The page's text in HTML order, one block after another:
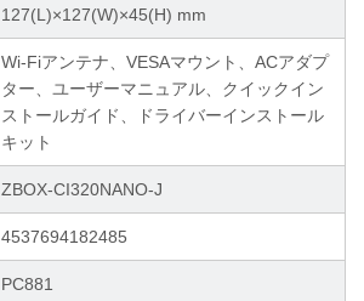
127(L)×127(W)×45(H) mm
Wi-Fiアンテナ、VESAマウント、ACアダプ
ター、ユーザーマニュアル、クイックイン
ストールガイド、ドライバーインストール
キット
ZBOX-CI320NANO-J
4537694182485
PC881